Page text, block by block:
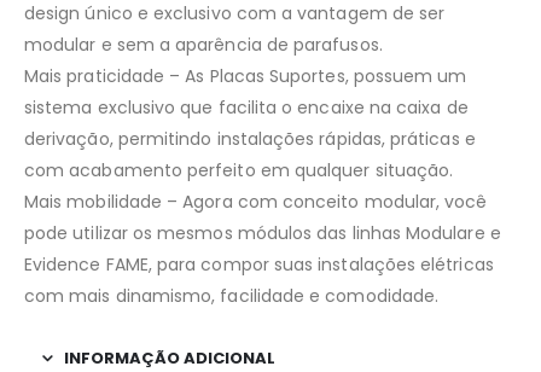
design único e exclusivo com a vantagem de ser
modular e sem a aparência de parafusos.
Mais praticidade – As Placas Suportes, possuem um
sistema exclusivo que facilita o encaixe na caixa de
derivação, permitindo instalações rápidas, práticas e
com acabamento perfeito em qualquer situação.
Mais mobilidade – Agora com conceito modular, você
pode utilizar os mesmos módulos das linhas Modulare e
Evidence FAME, para compor suas instalações elétricas
com mais dinamismo, facilidade e comodidade.
INFORMAÇÃO ADICIONAL